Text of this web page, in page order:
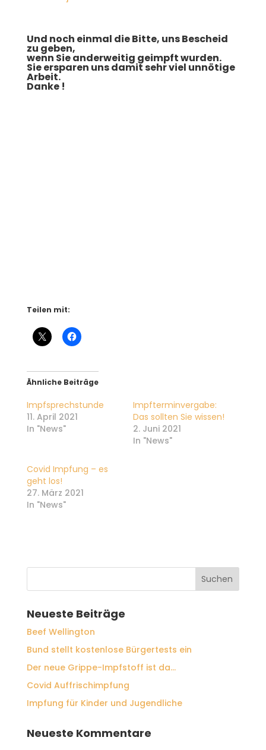
Und noch einmal die Bitte, uns Bescheid
zu geben,
wenn Sie anderweitig geimpft wurden.
Sie ersparen uns damit sehr viel unnötige
Arbeit.
Danke !
Teilen mit:
Ähnliche Beiträge
Impfsprechstunde
11. April 2021
In "News"
Impfterminvergabe:
Das sollten Sie wissen!
2. Juni 2021
In "News"
Covid Impfung – es
geht los!
27. März 2021
In "News"
Neueste Beiträge
Beef Wellington
Bund stellt kostenlose Bürgertests ein
Der neue Grippe-Impfstoff ist da…
Covid Auffrischimpfung
Impfung für Kinder und Jugendliche
Neueste Kommentare